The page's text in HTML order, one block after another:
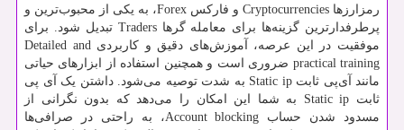
رمزارزها Cryptocurrencies و فارکس Forex، به یکی از محبوب‌ترین و
پرطرفدارترین گزینه‌ها برای معامله گرهاTraders تبدیل شود. برای
موفقیت در این عرصه، آموزش‌های دقیق و کاربردیDetailed and
practical training ضروری است و همچنین استفاده از ابزارهای حیاتی
مانند آی‌پی ثابتStatic ip به شدت توصیه می‌شود. داشتن یک آی پی
ثابت Static ip به شما این امکان را می‌دهد که بدون نگرانی از
مسدود شدن حساب Account blocking، به راحتی در صرافی‌ها